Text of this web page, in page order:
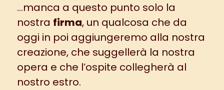
…manca a questo punto solo la
nostra firma, un qualcosa che da
oggi in poi aggiungeremo alla nostra
creazione, che suggellerà la nostra
opera e che l’ospite collegherà al
nostro estro.